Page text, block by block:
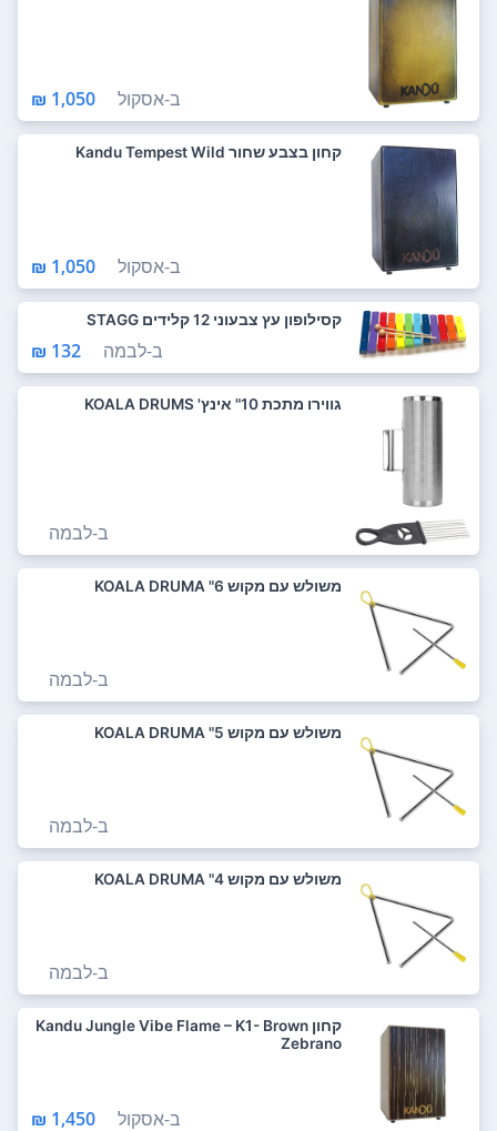
ב-אסקול 1,050 ₪
קחון בצבע שחור Kandu Tempest Wild
ב-אסקול 1,050 ₪
קסילופון עץ צבעוני 12 קלידים STAGG
ב-לבמה 132 ₪
גווירו מתכת 10" אינץ' KOALA DRUMS
ב-לבמה
משולש עם מקוש 6" KOALA DRUMA
ב-לבמה
משולש עם מקוש 5" KOALA DRUMA
ב-לבמה
משולש עם מקוש 4" KOALA DRUMA
ב-לבמה
קחון Kandu Jungle Vibe Flame – K1- Brown
Zebrano
ב-אסקול 1,450 ₪